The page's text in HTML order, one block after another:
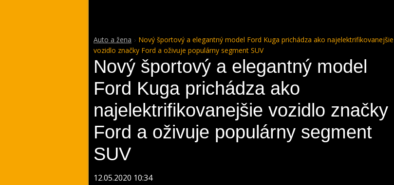
Auto a žena
Nový športový a elegantný model Ford Kuga prichádza ako najelektrifikovanejšie
vozidlo značky Ford a oživuje populárny segment SUV
Nový športový a elegantný model
Ford Kuga prichádza ako
najelektrifikovanejšie vozidlo značky
Ford a oživuje populárny segment
SUV
12.05.2020 10:34